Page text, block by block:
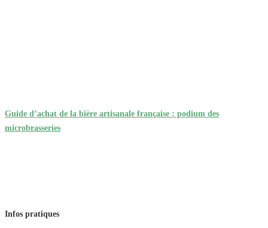
Guide d’achat de la bière artisanale française : podium des
microbrasseries
Infos pratiques